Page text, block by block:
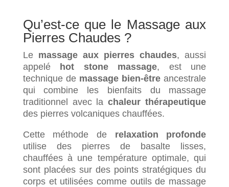
Qu’est-ce que le Massage aux
Pierres Chaudes ?
Le massage aux pierres chaudes, aussi
appelé
hot stone massage, est une
technique de massage bien-être ancestrale
qui combine les bienfaits du massage
traditionnel avec lachaleur thérapeutique
des pierres volcaniques chauffées.
Cette méthode de relaxation profonde
utilise des pierres de basalte lisses,
chauffées à une température optimale, qui
sont placées sur des points stratégiques du
corps et utilisées comme outils de massage